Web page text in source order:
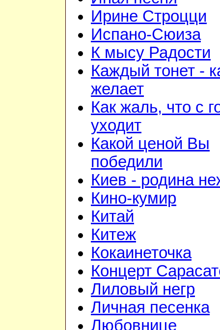
Ирине Строцци
Испано-Сюиза
К мысу Радости
Каждый тонет -
желает
Как жаль, что с
уходит
Какой ценой Вы
победили
Киев - родина
Кино-кумир
Китай
Китеж
Кокаинеточка
Концерт
Лиловый негр
Личная песенка
Любовнице